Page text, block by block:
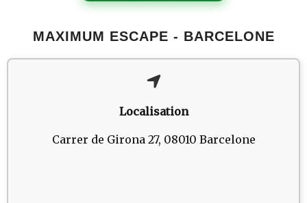
MAXIMUM ESCAPE - BARCELONE
Localisation
Carrer de Girona 27, 08010 Barcelone